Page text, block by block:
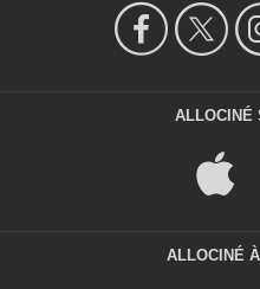
ALLOCINÉ
ALLOCINÉ